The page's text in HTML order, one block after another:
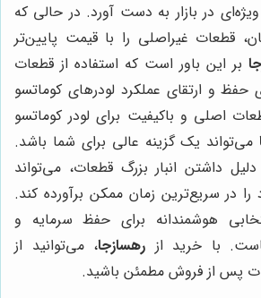
در بازار به دست آورد. در حالی که
قطعات غیراصلی را با قیمت پایین‌تر
بر این باور است که استفاده از قطعات
حفظ و ارتقای عملکرد لودرهای کوماتسو
اصلی و باکیفیت برای لودر کوماتسو
می‌تواند یک گزینه عالی برای شما باشد.
داشتن انبار بزرگ قطعات، می‌تواند
در سریع‌ترین زمان ممکن برآورده کند.
هوشمندانه برای حفظ سرمایه و
با خرید از رهسازجا، می‌توانید از
پس از فروش مطمئن باشید.